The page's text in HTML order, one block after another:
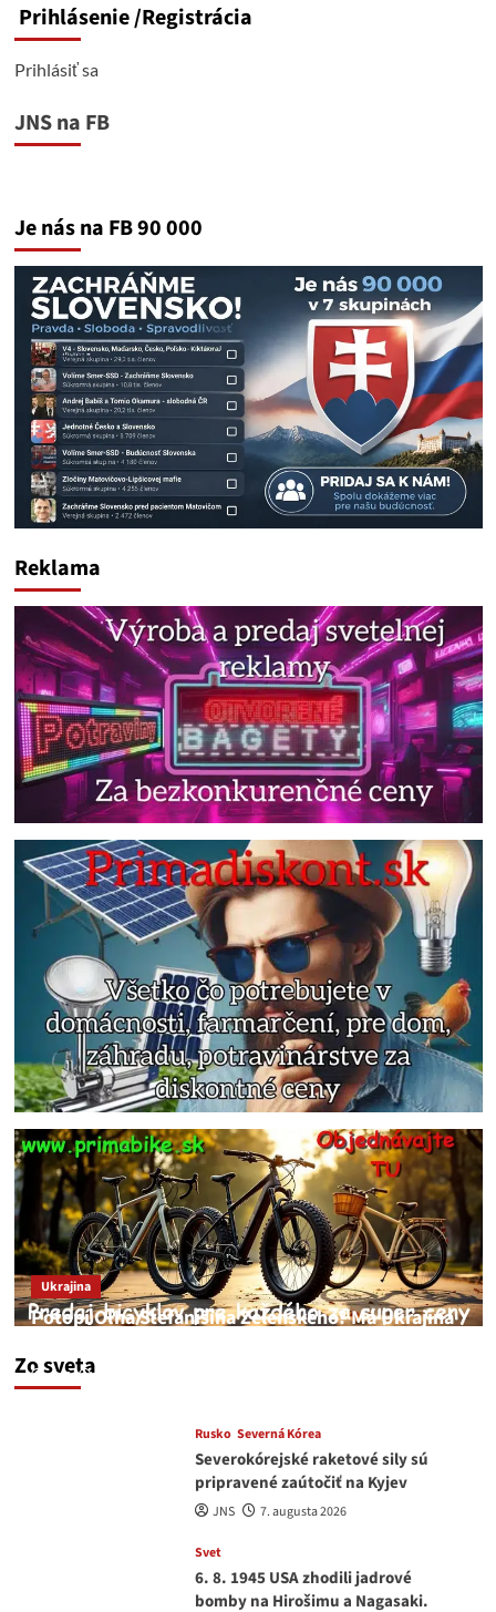
Prihlásenie/Registrácia
Prihlásiť sa
JNS na FB
Je nás na FB 90 000
Reklama
Zo sveta
Ukrajina
Potopí Oľha Stefanišina Zelenského? Má Ukrajina
JNS
Rusko Severná Kórea
Severokórejské raketové sily sú
pripravené zaútočiť na Kyjev
JNS 7. augusta 2026
Svet
6. 8. 1945 USA zhodili jadrové
bomby na Hirošimu a Nagasaki.